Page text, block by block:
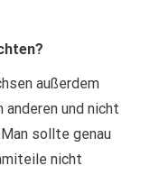
außerdem
und nicht
sollte genau
nicht